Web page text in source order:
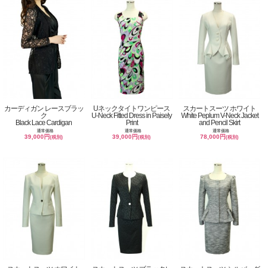
カーディガン レースブラッ
ク
Black Lace Cardigan
通常価格
39,000円(税別)
Uネックタイトワンピース
U-Neck Fitted Dress in Paisely
Print
通常価格
39,000円(税別)
スカートスーツ ホワイト
White Peplum V-Neck Jacket
and Pencil Skirt
通常価格
78,000円(税別)